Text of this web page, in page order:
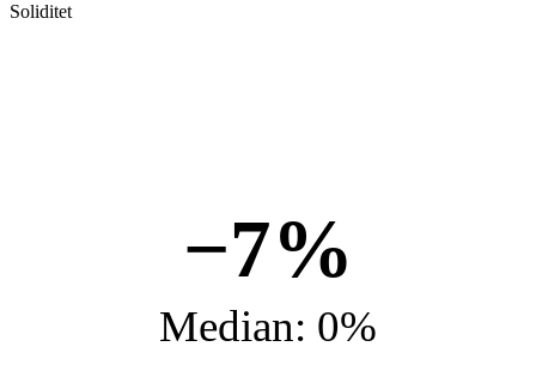
Soliditet
−7%
Median: 0%